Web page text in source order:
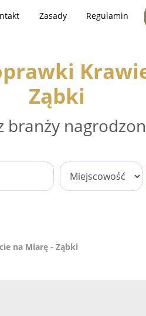
Zasady Regulamin
Ząbki
na Miarę - Ząbki